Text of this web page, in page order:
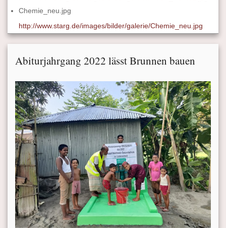
Chemie_neu.jpg
http://www.starg.de/images/bilder/galerie/Chemie_neu.jpg
Abiturjahrgang 2022 lässt Brunnen bauen